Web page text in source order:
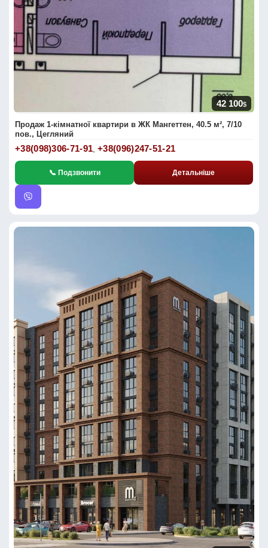
42 100$
Продаж 1-кімнатної квартири в ЖК Мангеттен, 40.5 м², 7/10
пов., Цегляний
+38(098)306-71-91,+38(096)247-51-21
📞 Подзвонити Детальніше